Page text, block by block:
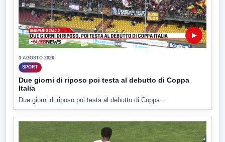
▶
3 AGOSTO 2026
SPORT
Due giorni di riposo poi testa al debutto di Coppa
Italia
Due giorni di riposo poi testa al debutto di Coppa...